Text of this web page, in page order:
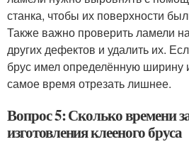
станка, чтобы их поверхности
Также важно проверить ламели
других дефектов и удалить их.
брус имел определённую ширину
самое время отрезать лишнее.
Вопрос 5: Сколько времени
изготовления клееного бруса